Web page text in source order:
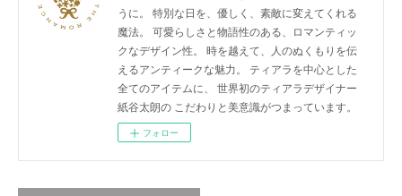
うに。 特別な日を、優しく、素敵に変えてくれる
魔法。 可愛らしさと物語性のある、ロマンティッ
クなデザイン性。 時を越えて、人のぬくもりを伝
えるアンティークな魅力。 ティアラを中心とした
全てのアイテムに、 世界初のティアラデザイナー
紙谷太朗の こだわりと美意識がつまっています。
フォロー